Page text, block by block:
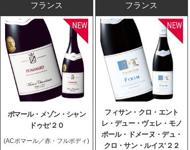
フランス
ポマール・メゾン・シャン
ドゥセ’２０
(ACポマール／赤・フルボディ)
フランス
フィサン・クロ・エント
レ・デュー・ヴェレ・モノ
ポール・ドメーヌ・デュ・
クロ・サン・ルイス’２２